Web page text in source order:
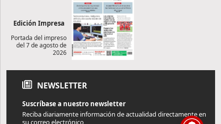
Edición Impresa
Portada del impreso
del 7 de agosto de
2026
NEWSLETTER
Suscríbase a nuestro newsletter
Reciba diariamente información de actualidad directamente en
su correo electrónico